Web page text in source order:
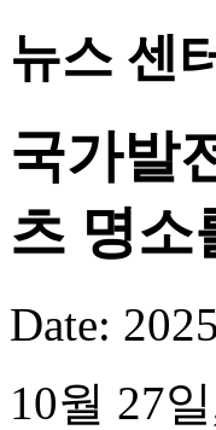
뉴스 센
국가발
츠 명소
Date:
10월 27